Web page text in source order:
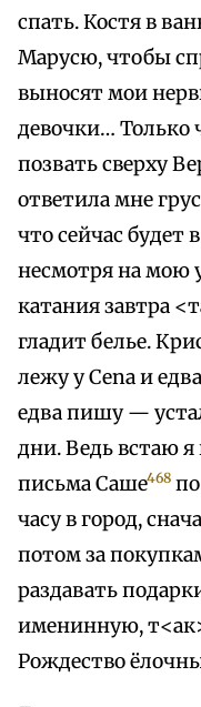
спать. Костя в
Марусю, чтобы
выносят мои
девочки… Только
позвать сверху
ответила мне
что сейчас будет
несмотря на мою
катания завтра
гладит белье.
лежу у Cena и
едва пишу —
дни. Ведь встаю я
письма Саше468
часу в город,
потом за
раздавать
именинную,
Рождество